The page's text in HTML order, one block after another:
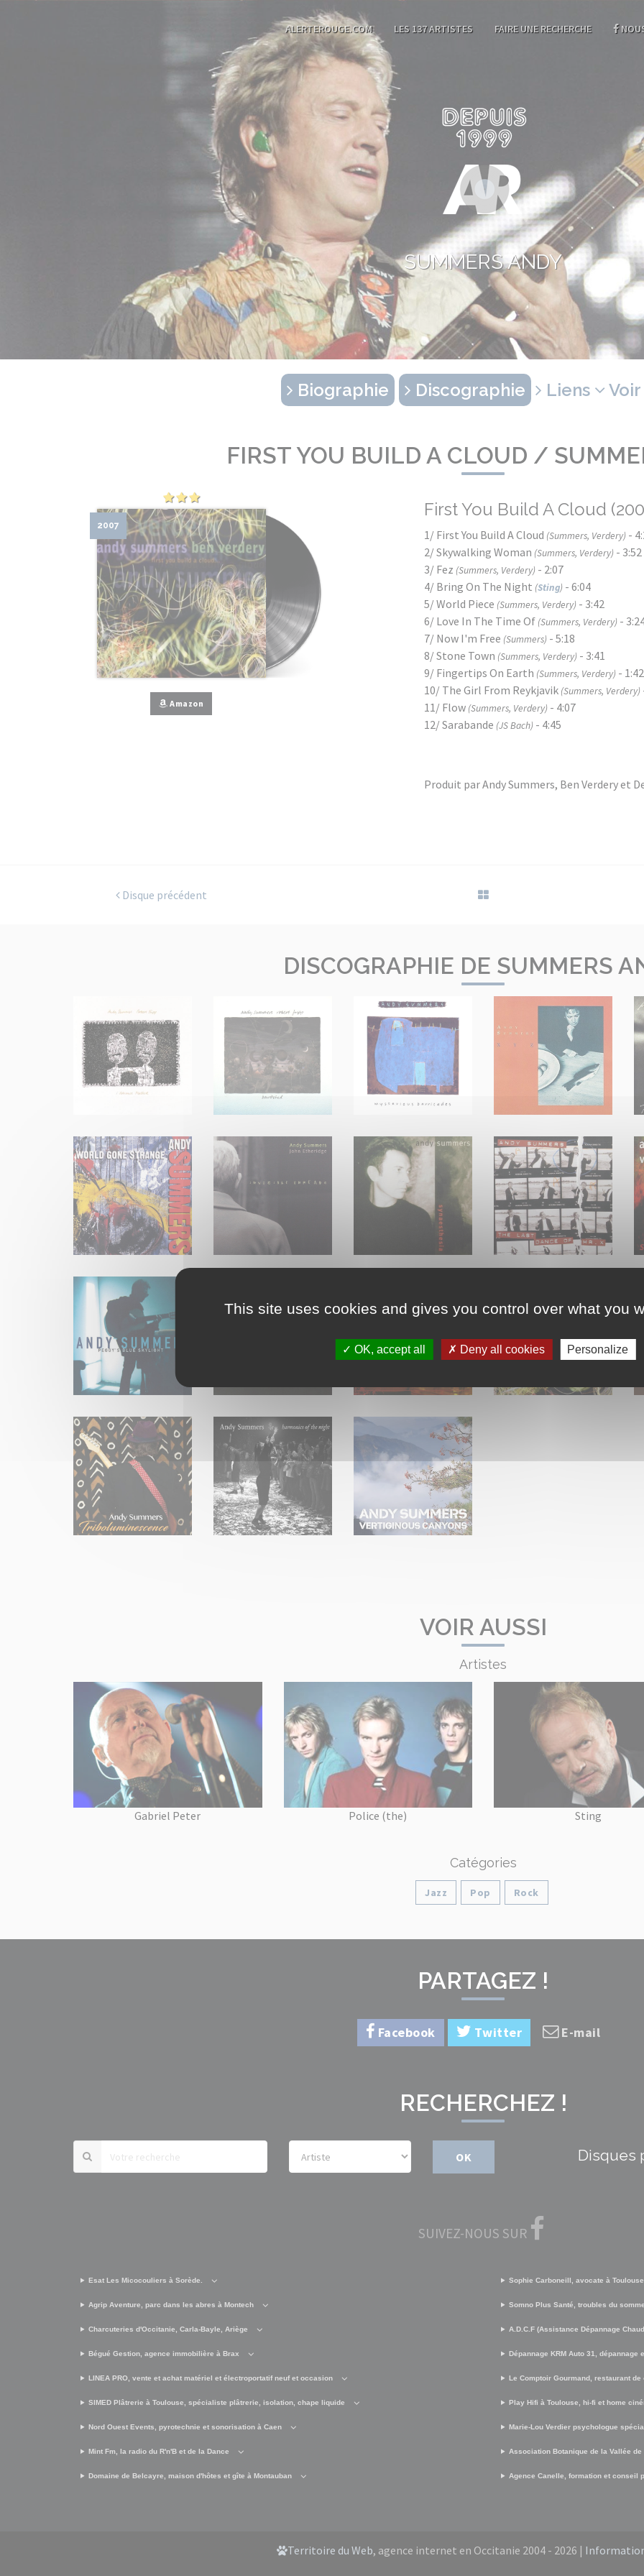
ALERTEROUGE.COM LES 137 ARTISTES FAIRE UNE RECHERCHE
SUMMERS ANDY
Biographie Discographie Liens Voir
FIRST YOU BUILD A CLOUD /
2007
Amazon
First You Build A Cloud
1/ First You Build A Cloud (Summers, Verdery) -
2/ Skywalking Woman (Summers, Verdery) - 3:52
3/ Fez (Summers, Verdery) - 2:07
4/ Bring On The Night (Sting) - 6:04
5/ World Piece (Summers, Verdery) - 3:42
6/ Love In The Time Of (Summers, Verdery) -
7/ Now I'm Free (Summers) - 5:18
8/ Stone Town (Summers, Verdery) - 3:41
9/ Fingertips On Earth (Summers, Verdery) - 1:42
10/ The Girl From Reykjavik (Summers, Verdery)
11/ Flow (Summers, Verdery) - 4:07
12/ Sarabande (JS Bach) - 4:45
Produit par Andy Summers, Ben Verdery et
Disque précédent
DISCOGRAPHIE DE SUMMERS
VOIR AUSSI
Artistes
Gabriel Peter Police (the) Sting
Catégories
Jazz Pop Rock
PARTAGEZ !
Facebook Twitter E-mail
RECHERCHEZ !
OK Disques
SUIVEZ-NOUS SUR
Esat Les Micocouliers à Sorède.
Agrip Aventure, parc dans les abres à Montech
Charcuteries d'Occitanie, Carla-Bayle, Ariège
Bégué Gestion, agence immobilière à Brax
LINEA PRO, vente et achat matériel et électroportatif neuf et occasion
SIMED Plâtrerie à Toulouse, spécialiste plâtrerie, isolation, chape liquide
Nord Ouest Events, pyrotechnie et sonorisation à Caen
Mint Fm, la radio du R'n'B et de la Dance
Domaine de Belcayre, maison d'hôtes et gîte à Montauban
Sophie Carboneill, avocate à Toulouse
Somno Plus Santé, troubles du
A.D.C.F (Assistance Dépannage
Dépannage KRM Auto 31, dépannage
Le Comptoir Gourmand, restaurant
Play Hifi à Toulouse, hi-fi et home
Marie-Lou Verdier psychologue
Association Botanique de la Vallée
Agence Canelle, formation et conseil
Territoire du Web, agence internet en Occitanie 2004 - 2026 |
This site uses cookies and gives you control over what you
OK, accept all Deny all cookies Personalize